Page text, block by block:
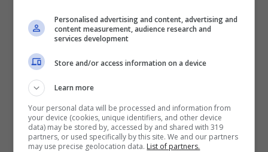
sperano di poter salire su questa vettura nel
, ma è chiaro che Checo farà di tutto
per evitare che ciò accada. A tal proposito, si
espresso il team principal
che ha voluto caricare il suo pilota in chiave
2024.
Personalised advertising and content, advertising and
content measurement, audience research and
services development
Store and/or access information on a device
Learn more
Your personal data will be processed and information from
your device (cookies, unique identifiers, and other device
data) may be stored by, accessed by and shared with 319
partners, or used specifically by this site. We and our partners
may use precise geolocation data. List of partners.